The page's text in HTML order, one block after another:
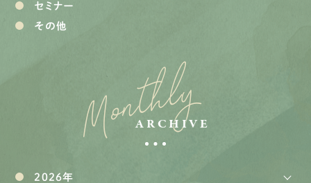
セミナー
その他
Monthly
ARCHIVE
2026年